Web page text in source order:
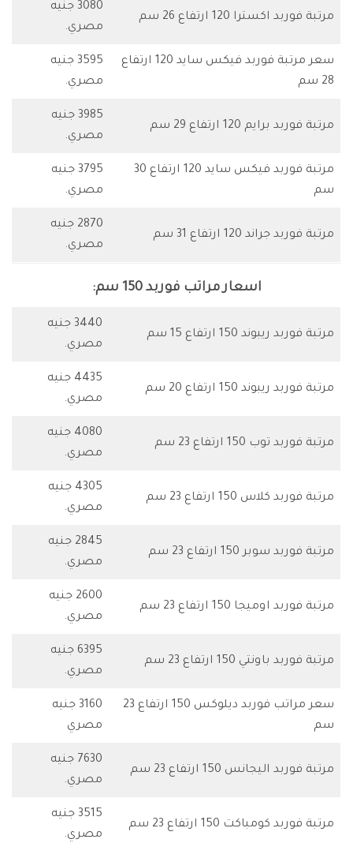
مرتبة فوربد اكسترا 120 ارتفاع 26 سم
3080 جنيه
مصري.
سعر مرتبة فوربد فيكس سايد 120 ارتفاع
28 سم
3595 جنيه
مصري.
مرتبة فوربد برايم 120 ارتفاع 29 سم
3985 جنيه
مصري.
مرتبة فوربد فيكس سايد 120 ارتفاع 30
سم
3795 جنيه
مصري.
مرتبة فوربد جراند 120 ارتفاع 31 سم
2870 جنيه
مصري.
اسعار مراتب فوربد 150 سم:
مرتبة فوربد ريبوند 150 ارتفاع 15 سم
3440 جنيه
مصري.
مرتبة فوربد ريبوند 150 ارتفاع 20 سم
4435 جنيه
مصري.
مرتبة فوربد توب 150 ارتفاع 23 سم
4080 جنيه
مصري.
مرتبة فوربد كلاس 150 ارتفاع 23 سم
4305 جنيه
مصري.
مرتبة فوربد سوبر 150 ارتفاع 23 سم
2845 جنيه
مصري.
مرتبة فوربد اوميجا 150 ارتفاع 23 سم
2600 جنيه
مصري.
مرتبة فوربد باونتي 150 ارتفاع 23 سم
6395 جنيه
مصري.
سعر مراتب فوربد ديلوكس 150 ارتفاع 23
سم
3160 جنيه
مصري
مرتبة فوربد اليجانس 150 ارتفاع 23 سم
7630 جنيه
مصري.
مرتبة فوربد كومباكت 150 ارتفاع 23 سم
3515 جنيه
مصري.